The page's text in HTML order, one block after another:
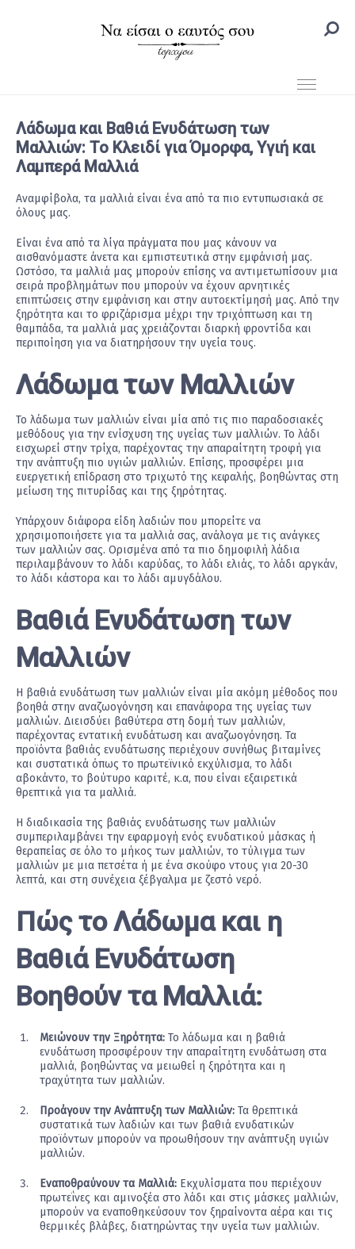
Λάδωμα και Βαθιά Ενυδάτωση των
Μαλλιών: Το Κλειδί για Όμορφα, Υγιή και
Λαμπερά Μαλλιά
Αναμφίβολα, τα μαλλιά είναι ένα από τα πιο εντυπωσιακά σε
όλους μας.
Είναι ένα από τα λίγα πράγματα που μας κάνουν να
αισθανόμαστε άνετα και εμπιστευτικά στην εμφάνισή μας.
Ωστόσο, τα μαλλιά μας μπορούν επίσης να αντιμετωπίσουν μια
σειρά προβλημάτων που μπορούν να έχουν αρνητικές
επιπτώσεις στην εμφάνιση και στην αυτοεκτίμησή μας. Από την
ξηρότητα και το φριζάρισμα μέχρι την τριχόπτωση και τη
θαμπάδα, τα μαλλιά μας χρειάζονται διαρκή φροντίδα και
περιποίηση για να διατηρήσουν την υγεία τους.
Λάδωμα των Μαλλιών
Το λάδωμα των μαλλιών είναι μία από τις πιο παραδοσιακές
μεθόδους για την ενίσχυση της υγείας των μαλλιών. Το λάδι
εισχωρεί στην τρίχα, παρέχοντας την απαραίτητη τροφή για
την ανάπτυξη πιο υγιών μαλλιών. Επίσης, προσφέρει μια
ευεργετική επίδραση στο τριχωτό της κεφαλής, βοηθώντας στη
μείωση της πιτυρίδας και της ξηρότητας.
Υπάρχουν διάφορα είδη λαδιών που μπορείτε να
χρησιμοποιήσετε για τα μαλλιά σας, ανάλογα με τις ανάγκες
των μαλλιών σας. Ορισμένα από τα πιο δημοφιλή λάδια
περιλαμβάνουν το λάδι καρύδας, το λάδι ελιάς, το λάδι αργκάν,
το λάδι κάστορα και το λάδι αμυγδάλου.
Βαθιά Ενυδάτωση των
Μαλλιών
Η βαθιά ενυδάτωση των μαλλιών είναι μία ακόμη μέθοδος που
βοηθά στην αναζωογόνηση και επανάφορα της υγείας των
μαλλιών. Διεισδύει βαθύτερα στη δομή των μαλλιών,
παρέχοντας εντατική ενυδάτωση και αναζωογόνηση. Τα
προϊόντα βαθιάς ενυδάτωσης περιέχουν συνήθως βιταμίνες
και συστατικά όπως το πρωτεϊνικό εκχύλισμα, το λάδι
αβοκάντο, το βούτυρο καριτέ, κ.α, που είναι εξαιρετικά
θρεπτικά για τα μαλλιά.
Η διαδικασία της βαθιάς ενυδάτωσης των μαλλιών
συμπεριλαμβάνει την εφαρμογή ενός ενυδατικού μάσκας ή
θεραπείας σε όλο το μήκος των μαλλιών, το τύλιγμα των
μαλλιών με μια πετσέτα ή με ένα σκούφο ντους για 20-30
λεπτά, και στη συνέχεια ξέβγαλμα με ζεστό νερό.
Πώς το Λάδωμα και η
Βαθιά Ενυδάτωση
Βοηθούν τα Μαλλιά:
Μειώνουν την Ξηρότητα: Το λάδωμα και η βαθιά
ενυδάτωση προσφέρουν την απαραίτητη ενυδάτωση στα
μαλλιά, βοηθώντας να μειωθεί η ξηρότητα και η
τραχύτητα των μαλλιών.
Προάγουν την Ανάπτυξη των Μαλλιών: Τα θρεπτικά
συστατικά των λαδιών και των βαθιά ενυδατικών
προϊόντων μπορούν να προωθήσουν την ανάπτυξη υγιών
μαλλιών.
Εναποθραύνουν τα Μαλλιά: Εκχυλίσματα που περιέχουν
πρωτεΐνες και αμινοξέα στο λάδι και στις μάσκες μαλλιών,
μπορούν να εναποθηκεύσουν τον ξηραίνοντα αέρα και τις
θερμικές βλάβες, διατηρώντας την υγεία των μαλλιών.